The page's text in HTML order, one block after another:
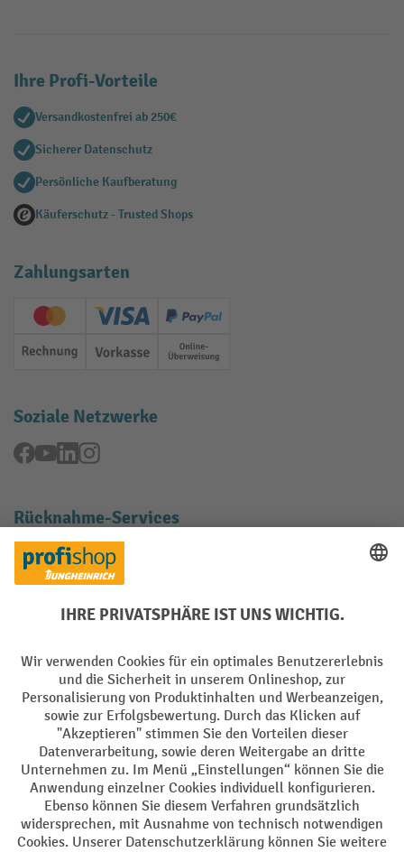
Ihre Profi-Vorteile
Versandkostenfrei ab 250€
Sicherer Datenschutz
Persönliche Kaufberatung
Käuferschutz - Trusted Shops
Zahlungsarten
Creditcard (Master)Creditcard (Visa)
PayPal
Rechnung Vorkasse Online-Überweisung
Soziale Netzwerke
Facebook
YouTubeLinkedInInstagram
Rücknahme-Services
Elektrogeräte Rückname
Batterie Rückname
Impressum Datenschutz
Barrierefreiheit Grounding Page Privacy Settings
Alle Preise exkl. gesetzl. Mehrwertsteuer zzgl.Versandkostenund ggf.
Nachnahmegebühren, wenn nicht anders angegeben.